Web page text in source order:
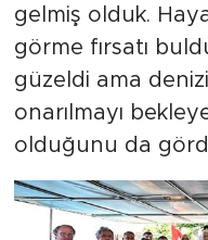
gelmiş olduk.
görme fırsatı
güzeldi ama
onarılmayı
olduğunu da